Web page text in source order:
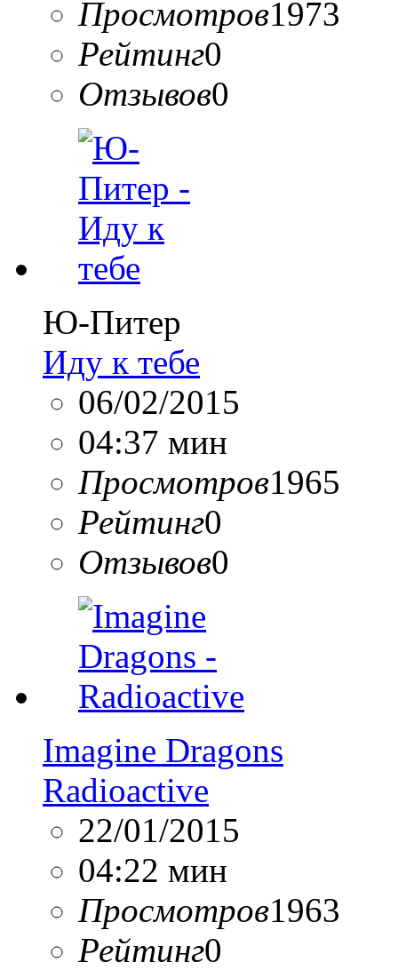
Просмотров1973
Рейтинг0
Отзывов0
Ю-Питер
Иду к тебе
06/02/2015
04:37 мин
Просмотров1965
Рейтинг0
Отзывов0
Imagine Dragons
Radioactive
22/01/2015
04:22 мин
Просмотров1963
Рейтинг0